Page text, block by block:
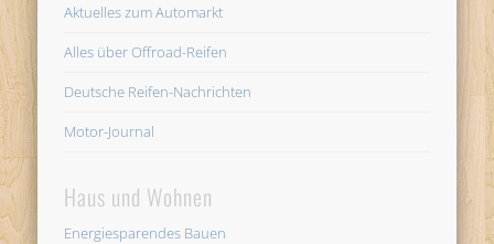
Aktuelles zum Automarkt
Alles über Offroad-Reifen
Deutsche Reifen-Nachrichten
Motor-Journal
Haus und Wohnen
Energiesparendes Bauen